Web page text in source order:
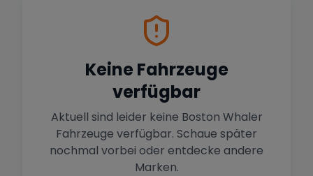
Hamburg
Premium-Fahrzeuge im Norden
Stuttgart
Heimat von Porsche & Mercedes
Mehr Standorte anzeigen
Marke
Keine Fahrzeuge
verfügbar
Aktuell sind leider keine Boston Whaler
Fahrzeuge verfügbar. Schaue später
nochmal vorbei oder entdecke andere
Marken.